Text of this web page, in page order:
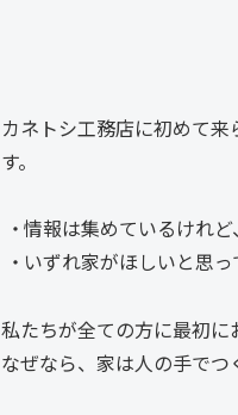
カネトシ工務店に初めて
す。
情報は集めているけれ
いずれ家がほしいと思
私たちが全ての方に最初に
なぜなら、家は人の手でつ